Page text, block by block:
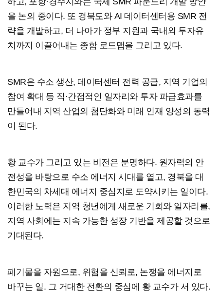
을 논의 중이다. 또 경북도와 AI 데이터센터용 SMR 전
략을 개발하고, 더 나아가 정부 지원과 국내외 투자유
치까지 이끌어내는 종합 로드맵을 그리고 있다.
SMR은 수소 생산, 데이터센터 전력 공급, 지역 기업의
참여 확대 등 직·간접적인 일자리와 투자 파급효과를
만들어내 지역 산업의 첨단화와 미래 인재 양성의 동력
이 된다.
황 교수가 그리고 있는 비전은 분명하다. 원자력의 안
전성을 바탕으로 수소 에너지 시대를 열고, 경북을 대
한민국의 차세대 에너지 중심지로 도약시키는 일이다.
이러한 노력은 지역 청년에게 새로운 기회와 일자리를,
지역 사회에는 지속 가능한 성장 기반을 제공할 것으로
기대된다.
폐기물을 자원으로, 위험을 신뢰로, 논쟁을 에너지로
바꾸는 일. 그 거대한 전환의 중심에 황 교수가 서 있다.